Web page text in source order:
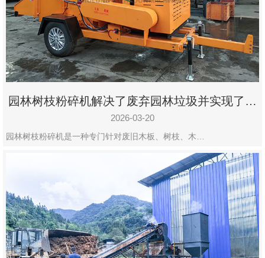
园林树枝粉碎机解决了废弃园林垃圾并实现了再
利用
2026-03-20
园林树枝粉碎机是一种专门针对废旧木板、树枝、木…